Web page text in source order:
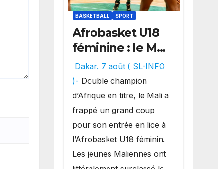
BASKETBALL SPORT
Afrobasket U18
féminine : le Mali
réalise un
véritable festival
offensif et
inflige une
lourde défaite
au Bénin.
Dakar. 7 août ( SL-INFO
)- Double champion
d’Afrique en titre, le Mali a
frappé un grand coup
pour son entrée en lice à
l’Afrobasket U18 féminin.
Les jeunes Maliennes ont